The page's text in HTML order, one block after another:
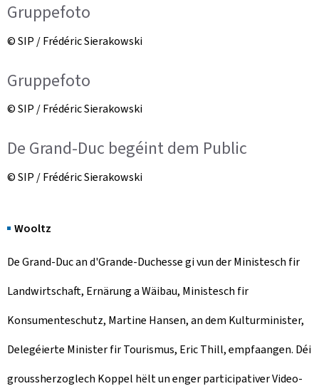
Gruppefoto
© SIP / Frédéric Sierakowski
Gruppefoto
© SIP / Frédéric Sierakowski
De Grand-Duc begéint dem Public
© SIP / Frédéric Sierakowski
Wooltz
De Grand-Duc an d'Grande-Duchesse gi vun der Ministesch fir
Landwirtschaft, Ernärung a Wäibau, Ministesch fir
Konsumenteschutz, Martine Hansen, an dem Kulturminister,
Delegéierte Minister fir Tourismus, Eric Thill, empfaangen. Déi
groussherzoglech Koppel hëlt un enger participativer Video-